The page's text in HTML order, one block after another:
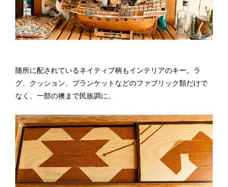
随所に配されているネイティブ柄もインテリアのキー。ラ
グ、クッション、ブランケットなどのファブリック類だけで
なく、一部の襖まで民族調に。